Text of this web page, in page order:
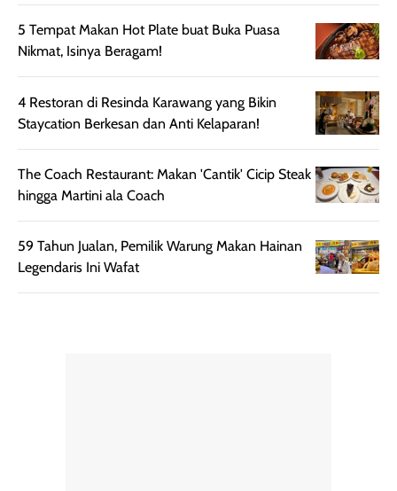
5 Tempat Makan Hot Plate buat Buka Puasa
Nikmat, Isinya Beragam!
4 Restoran di Resinda Karawang yang Bikin
Staycation Berkesan dan Anti Kelaparan!
The Coach Restaurant: Makan 'Cantik' Cicip Steak
hingga Martini ala Coach
59 Tahun Jualan, Pemilik Warung Makan Hainan
Legendaris Ini Wafat